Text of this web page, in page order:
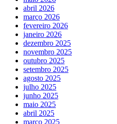
abril 2026
março 2026
fevereiro 2026
janeiro 2026
dezembro 2025
novembro 2025
outubro 2025
setembro 2025
agosto 2025
julho 2025
junho 2025
maio 2025
abril 2025
março 2025